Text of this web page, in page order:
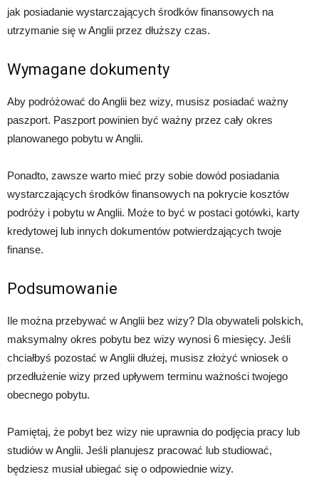
jak posiadanie wystarczających środków finansowych na
utrzymanie się w Anglii przez dłuższy czas.
Wymagane dokumenty
Aby podróżować do Anglii bez wizy, musisz posiadać ważny
paszport. Paszport powinien być ważny przez cały okres
planowanego pobytu w Anglii.
Ponadto, zawsze warto mieć przy sobie dowód posiadania
wystarczających środków finansowych na pokrycie kosztów
podróży i pobytu w Anglii. Może to być w postaci gotówki, karty
kredytowej lub innych dokumentów potwierdzających twoje
finanse.
Podsumowanie
Ile można przebywać w Anglii bez wizy? Dla obywateli polskich,
maksymalny okres pobytu bez wizy wynosi 6 miesięcy. Jeśli
chciałbyś pozostać w Anglii dłużej, musisz złożyć wniosek o
przedłużenie wizy przed upływem terminu ważności twojego
obecnego pobytu.
Pamiętaj, że pobyt bez wizy nie uprawnia do podjęcia pracy lub
studiów w Anglii. Jeśli planujesz pracować lub studiować,
będziesz musiał ubiegać się o odpowiednie wizy.